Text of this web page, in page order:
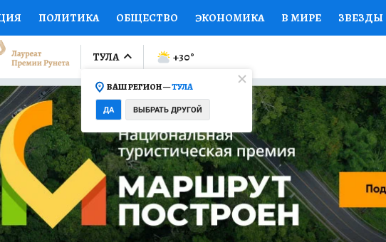
ПОЛИТИКА ОБЩЕСТВО ЭКОНОМИКА В МИРЕ ЗВЕЗДЫ
КОЛУМНИСТЫ ПРОИСШЕСТВИЯ НАЦИОНАЛЬНЫЕ
ФИНАНСЫ ОТКРЫВАЕМ МИР СЕМЬЯ ЖЕНСКИЕ
СПОРТ ПРОМОКОДЫ СЕРИАЛЫ СПЕЦПРОЕКТЫ
ТЕЛЕВИЗОР КОЛЛЕКЦИИ КОНКУРСЫ РАБОТА У НАС
НОВОЕ НА САЙТЕ
ТУЛА
ВАШ РЕГИОН —ТУЛА
ДА ВЫБРАТЬ ДРУГОЙ
+30°